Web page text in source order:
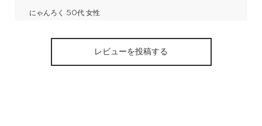
にゃんろく 50代 女性
レビューを投稿する